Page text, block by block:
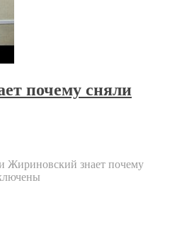
почему сняли
Жириновский знает почему